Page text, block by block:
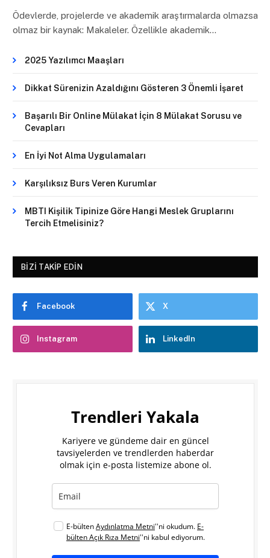
Ödevlerde, projelerde ve akademik araştırmalarda olmazsa
olmaz bir kaynak: Makaleler. Özellikle akademik…
2025 Yazılımcı Maaşları
Dikkat Sürenizin Azaldığını Gösteren 3 Önemli İşaret
Başarılı Bir Online Mülakat İçin 8 Mülakat Sorusu ve
Cevapları
En İyi Not Alma Uygulamaları
Karşılıksız Burs Veren Kurumlar
MBTI Kişilik Tipinize Göre Hangi Meslek Gruplarını
Tercih Etmelisiniz?
BIZI TAKIP EDIN
Facebook X
Instagram LinkedIn
Trendleri Yakala
Kariyere ve gündeme dair en güncel
tavsiyelerden ve trendlerden haberdar
olmak için e-posta listemize abone ol.
E-bültenAydınlatma Metni''ni okudum. E-
bülten Açık Rıza Metni''ni kabul ediyorum.